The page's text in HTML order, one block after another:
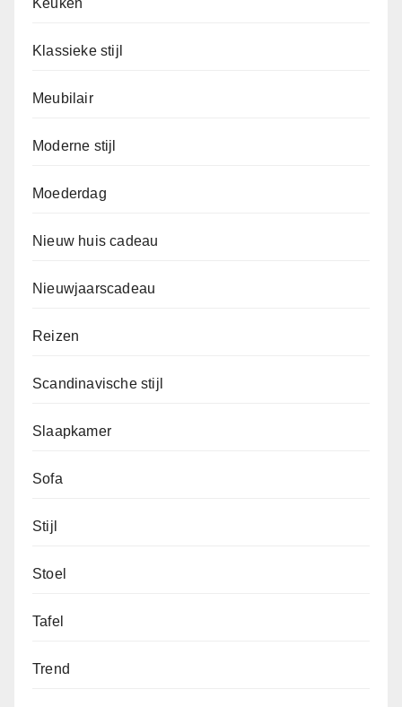
Klassieke stijl
Meubilair
Moderne stijl
Moederdag
Nieuw huis cadeau
Nieuwjaarscadeau
Reizen
Scandinavische stijl
Slaapkamer
Sofa
Stijl
Stoel
Tafel
Trend